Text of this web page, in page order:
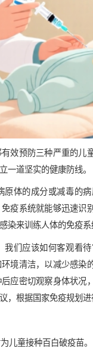
效预防三种严重的
一道坚实的健康防线。
原体的成分或减毒的
疫系统就能够迅速识
染来训练人体的免疫系
们应该如何客观看
境清洁，以减少感染
应密切观察身体状
，根据国家免疫规划进
儿童接种百白破疫苗。